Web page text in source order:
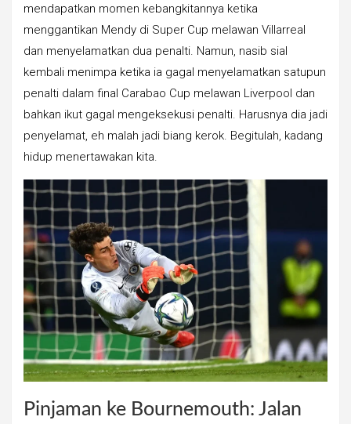
mendapatkan momen kebangkitannya ketika
menggantikan Mendy di Super Cup melawan Villarreal
dan menyelamatkan dua penalti. Namun, nasib sial
kembali menimpa ketika ia gagal menyelamatkan satupun
penalti dalam final Carabao Cup melawan Liverpool dan
bahkan ikut gagal mengeksekusi penalti. Harusnya dia jadi
penyelamat, eh malah jadi biang kerok. Begitulah, kadang
hidup menertawakan kita.
Pinjaman ke Bournemouth: Jalan